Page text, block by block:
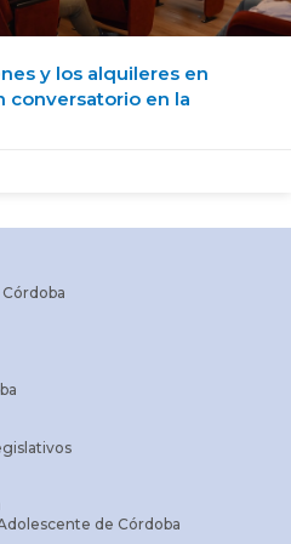
y los alquileres en
conversatorio en la
de Córdoba